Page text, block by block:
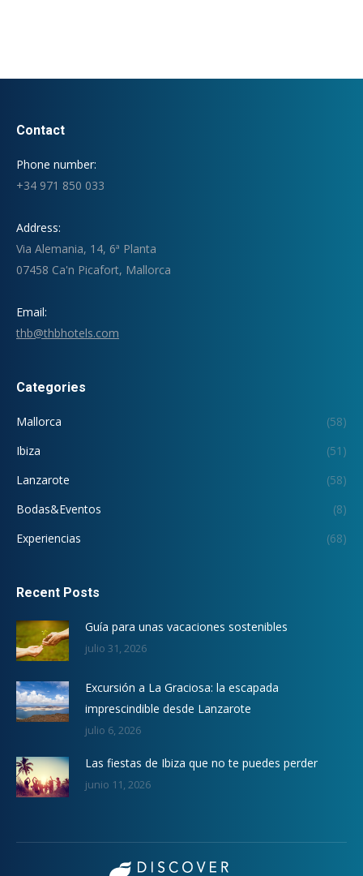
Contact
Phone number:
+34 971 850 033
Address:
Via Alemania, 14, 6ª Planta
07458 Ca'n Picafort, Mallorca
Email:
thb@thbhotels.com
Categories
Mallorca
(58)
Ibiza
(51)
Lanzarote
(58)
Bodas&Eventos
(8)
Experiencias
(68)
Recent Posts
Guía para unas vacaciones sostenibles
julio 31, 2026
Excursión a La Graciosa: la escapada
imprescindible desde Lanzarote
julio 6, 2026
Las fiestas de Ibiza que no te puedes perder
junio 11, 2026